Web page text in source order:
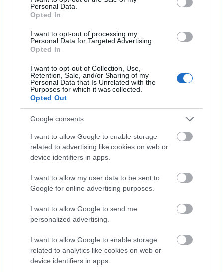
Personal Data.
Opted In
I want to opt-out of processing my
Personal Data for Targeted Advertising.
Opted In
I want to opt-out of Collection, Use,
Retention, Sale, and/or Sharing of my
Personal Data that Is Unrelated with the
Purposes for which it was collected.
Opted Out
Google consents
I want to allow Google to enable storage
related to advertising like cookies on web or
device identifiers in apps.
I want to allow my user data to be sent to
Google for online advertising purposes.
I want to allow Google to send me
personalized advertising.
I want to allow Google to enable storage
related to analytics like cookies on web or
device identifiers in apps.
nem jött el az ideje és úgymond nincs vele dolgunk.
Valahogy anno, így próbáltam hozzá állni ahhoz a
gondolathoz, hogy elsőre nem tudtam a
borvilágban…
Kitekintő - Születésnapi borsor(
Heimann Barbár 2012, Prunotto
Costemiole Barbera D'Asti2011,
Antinori Il Bruciato 2014)